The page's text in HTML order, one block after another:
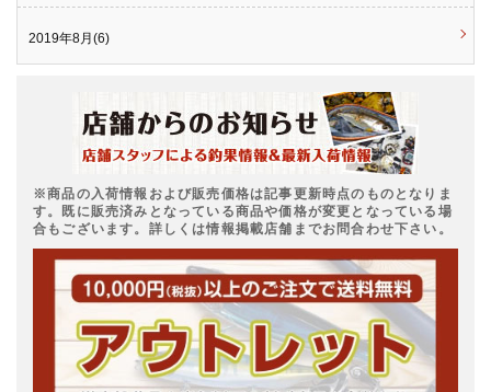
2019年8月(6)
※商品の入荷情報および販売価格は記事更新時点のものとなりま
す。既に販売済みとなっている商品や価格が変更となっている場
合もございます。詳しくは情報掲載店舗までお問合わせ下さい。